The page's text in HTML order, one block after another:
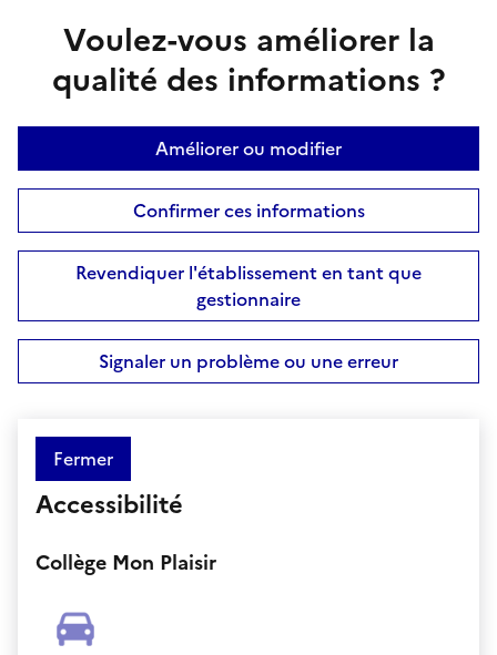
Voulez-vous améliorer la
qualité des informations ?
Améliorer ou modifier
Confirmer ces informations
Revendiquer l'établissement en tant que
gestionnaire
Signaler un problème ou une erreur
Fermer
Accessibilité
Collège Mon Plaisir